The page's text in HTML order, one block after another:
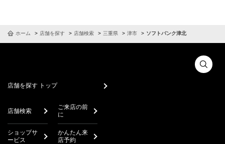
ホーム 店舗を探す 店舗検索 三重県 津市 ソフトバンク津北
店舗を探す トップ
店舗検索
ご来店の前
に
ショップサ
ービス
かんたん来
店予約